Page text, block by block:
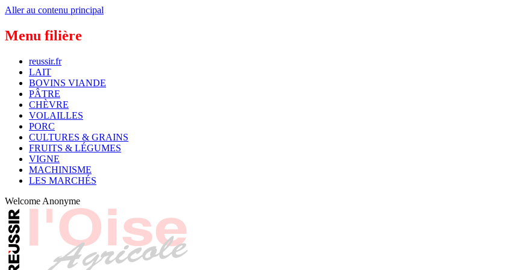
Aller au contenu principal
Menu filière
reussir.fr
LAIT
BOVINS VIANDE
PÂTRE
CHÈVRE
VOLAILLES
PORC
CULTURES & GRAINS
FRUITS & LÉGUMES
VIGNE
MACHINISME
LES MARCHÉS
Welcome Anonyme